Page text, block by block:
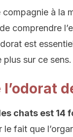
à la
comprendre
est
plus sur ce sens.
chats est 14
le fait que